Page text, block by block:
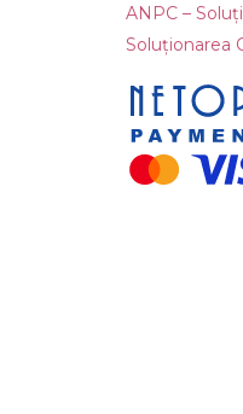
ANPC –
Soluționarea